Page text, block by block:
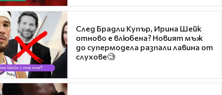
След Брадли Купър, Ирина Шейк
отново е влюбена? Новият мъж
до супермодела разпали лавина от
слухове🧐